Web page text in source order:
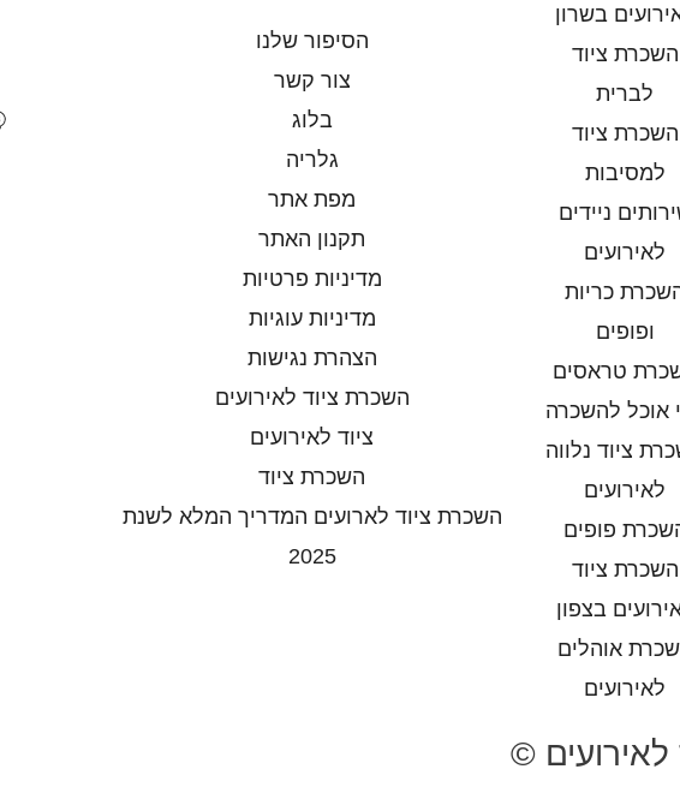
בשרון
השכרת ציוד
לברית
השכרת ציוד
למסיבות
ניידים
לאירועים
כריות
ופופים
טראסים
אוכל להשכרה
ציוד נלווה
לאירועים
פופים
השכרת ציוד
בצפון
אוהלים
לאירועים
הסיפור שלנו
צור קשר
בלוג
גלריה
מפת אתר
תקנון האתר
מדיניות פרטיות
מדיניות עוגיות
הצהרת נגישות
השכרת ציוד לאירועים
ציוד לאירועים
השכרת ציוד
השכרת ציוד לארועים המדריך המלא לשנת
2025
לאירועים ©